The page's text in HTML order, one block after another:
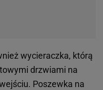
wycieraczka, którą
drzwiami na
Poszewka na